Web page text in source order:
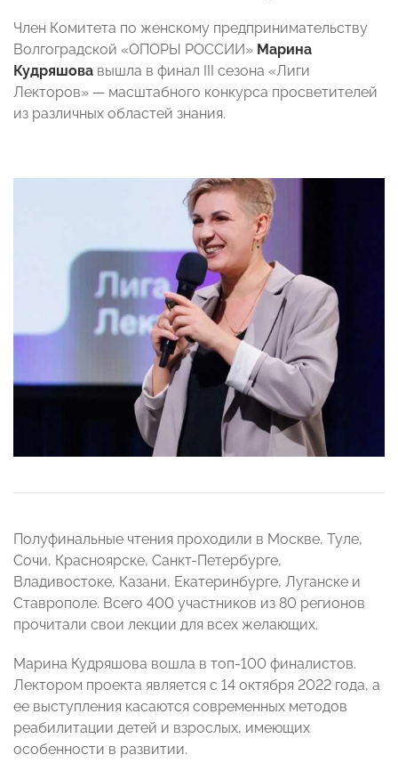
Член Комитета по женскому предпринимательству
Волгоградской «ОПОРЫ РОССИИ» Марина
Кудряшова вышла в финал III сезона «Лиги
Лекторов» — масштабного конкурса просветителей
из различных областей знания.
Полуфинальные чтения проходили в Москве, Туле,
Сочи, Красноярске, Санкт-Петербурге,
Владивостоке, Казани, Екатеринбурге, Луганске и
Ставрополе. Всего 400 участников из 80 регионов
прочитали свои лекции для всех желающих.
Марина Кудряшова вошла в топ-100 финалистов.
Лектором проекта является с 14 октября 2022 года, а
ее выступления касаются современных методов
реабилитации детей и взрослых, имеющих
особенности в развитии.